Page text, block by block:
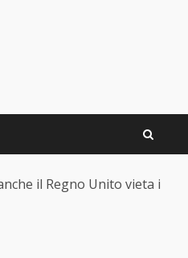
il Regno Unito vieta i